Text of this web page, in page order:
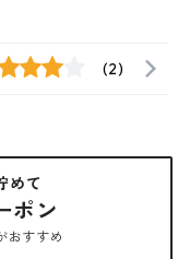
(2)
めて
ポン
おすすめ